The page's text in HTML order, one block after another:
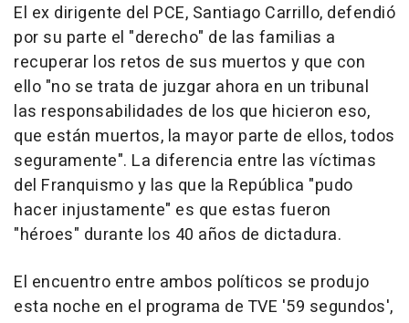
El ex dirigente del PCE, Santiago Carrillo, defendió
por su parte el "derecho" de las familias a
recuperar los retos de sus muertos y que con
ello "no se trata de juzgar ahora en un tribunal
las responsabilidades de los que hicieron eso,
que están muertos, la mayor parte de ellos, todos
seguramente". La diferencia entre las víctimas
del Franquismo y las que la República "pudo
hacer injustamente" es que estas fueron
"héroes" durante los 40 años de dictadura.
El encuentro entre ambos políticos se produjo
esta noche en el programa de TVE '59 segundos',